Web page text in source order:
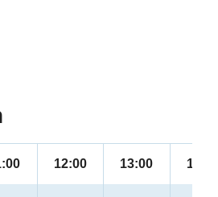
12:00 13:00 14:00